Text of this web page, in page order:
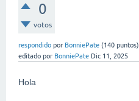
0
votos
respondido por BonniePate (140 puntos)
editado por BonniePate Dic 11, 2025
Hola